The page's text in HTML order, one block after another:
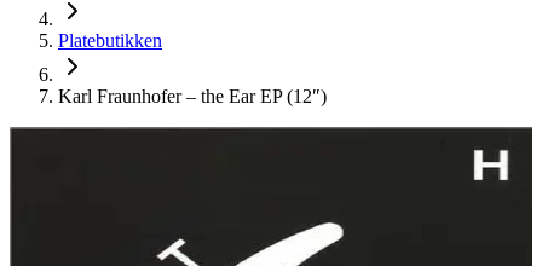
Platebutikken
Karl Fraunhofer – the Ear EP (12″)